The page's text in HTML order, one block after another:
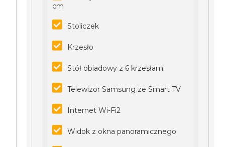
cm
Stoliczek
Krzesło
Stół obiadowy z 6 krzesłami
Telewizor Samsung ze Smart TV
Internet Wi-Fi2
Widok z okna panoramicznego